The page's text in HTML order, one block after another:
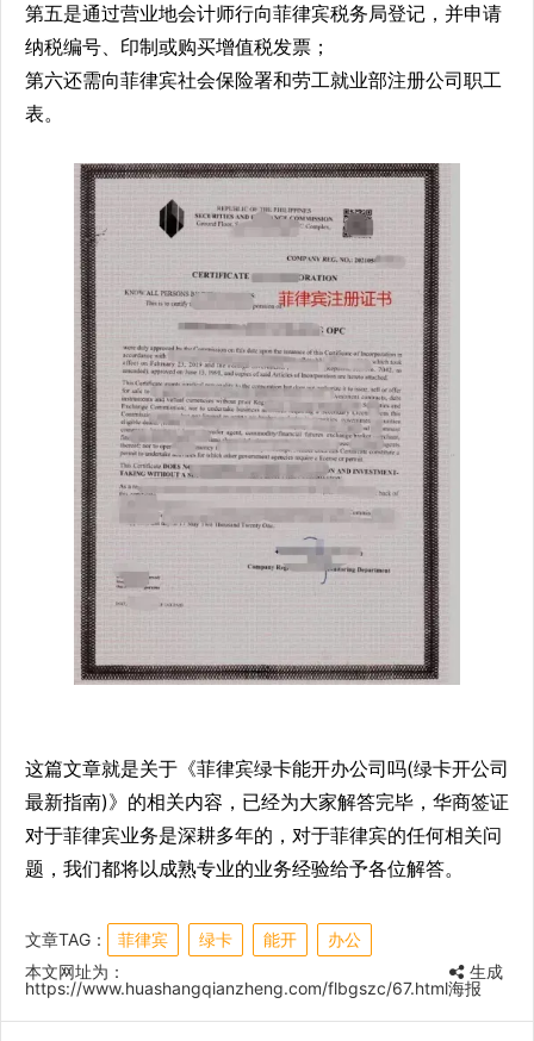
第五是通过营业地会计师行向菲律宾税务局登记，并申请
纳税编号、印制或购买增值税发票；
第六还需向菲律宾社会保险署和劳工就业部注册公司职工
表。
这篇文章就是关于《菲律宾绿卡能开办公司吗(绿卡开公司
最新指南)》的相关内容，已经为大家解答完毕，华商签证
对于菲律宾业务是深耕多年的，对于菲律宾的任何相关问
题，我们都将以成熟专业的业务经验给予各位解答。
文章TAG： 菲律宾 绿卡 能开
办公
本文网址为：
https://www.huashangqianzheng.com/flbgszc/67.html
生成
海报